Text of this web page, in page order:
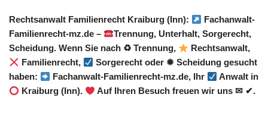
Rechtsanwalt Familienrecht Kraiburg (Inn):
Fachanwalt-
Familienrecht-mz.de –
Trennung, Unterhalt, Sorgerecht,
Scheidung. Wenn Sie nach ♻ Trennung,
Rechtsanwalt,
Familienrecht,
Sorgerecht oder ✹ Scheidung gesucht
haben:
Fachanwalt-Familienrecht-mz.de, Ihr
Anwalt in
Kraiburg (Inn).
Auf Ihren Besuch freuen wir uns ✉ ✔.